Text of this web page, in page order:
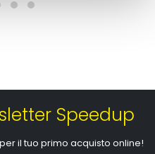
Speedup
il tuo primo acquisto online!